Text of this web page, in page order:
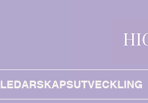
LEDARSKAPSUTVECKLING